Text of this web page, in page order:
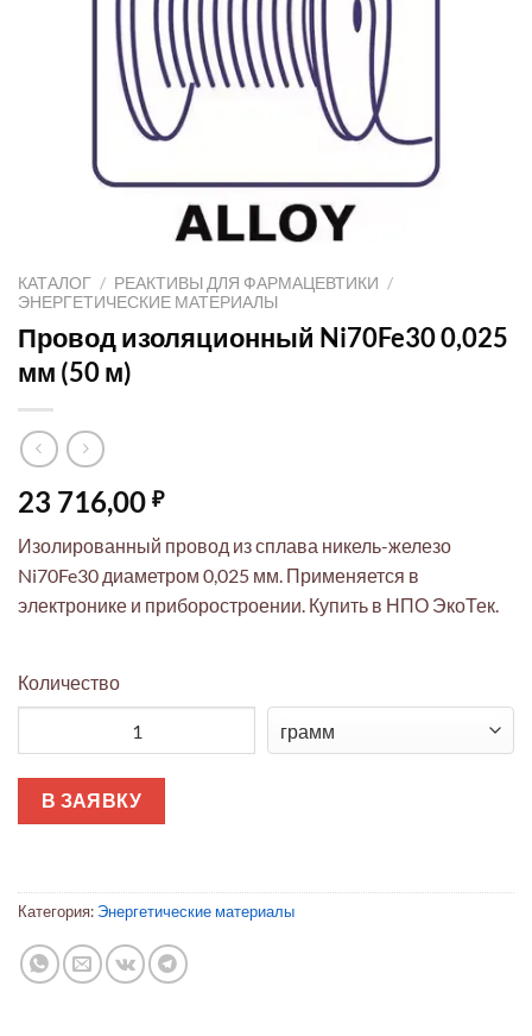
КАТАЛОГ / РЕАКТИВЫ ДЛЯ ФАРМАЦЕВТИКИ /
ЭНЕРГЕТИЧЕСКИЕ МАТЕРИАЛЫ
Провод изоляционный Ni70Fe30 0,025
мм (50 м)
23 716,00 ₽
Изолированный провод из сплава никель-железо
Ni70Fe30 диаметром 0,025 мм. Применяется в
электронике и приборостроении. Купить в НПО ЭкоТек.
Количество
В ЗАЯВКУ
Категория: Энергетические материалы